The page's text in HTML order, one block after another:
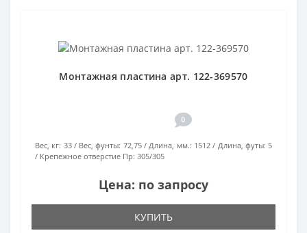
Монтажная пластина арт. 122-369570
0
Вес, кг: 33 Вес, фунты: 72,75 Длина, мм.: 1512 Длина, футы: 5
Крепежное отверстие Пр: 305/305
Цена: по запросу
КУПИТЬ